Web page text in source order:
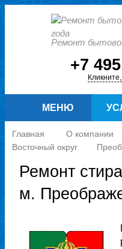
Ремонт
+7
МЕНЮ
Главная О компании
Восточный округ
Ремонт
м.